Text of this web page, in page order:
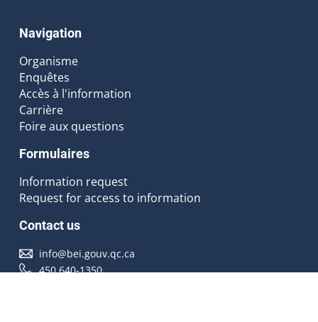
Navigation
Organisme
Enquêtes
Accès à l'information
Carrière
Foire aux questions
Formulaires
Information request
Request for access to information
Contact us
info@bei.gouv.qc.ca
450 640-1350